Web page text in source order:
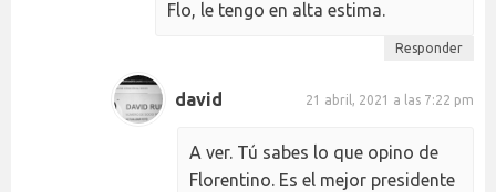
Flo, le tengo en alta estima.
Responder
david 21 abril, 2021 a las 7:22 pm
A ver. Tú sabes lo que opino de
Florentino. Es el mejor presidente